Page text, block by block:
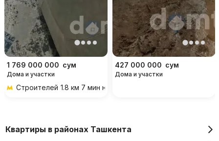
1 769 000 000 сум
Дома и участки
Строителей 1.8 км 7 мин на транспорте
427 000 000 сум
Дома и участки
Квартиры в районах Ташкента